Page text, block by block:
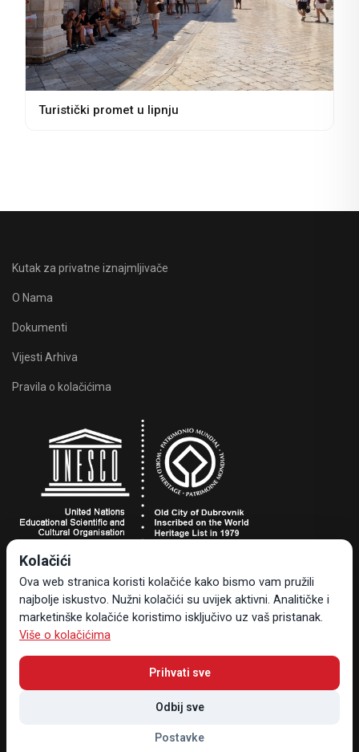
Turistički promet u lipnju
Kutak za privatne iznajmljivače
O Nama
Dokumenti
Vijesti Arhiva
Pravila o kolačićima
Turistička zajednica grada Dubrovnika
Dr. Ante Starčevića 24, 20000 Dubrovnik, Hrvatska
Tel +385 20 323-887
info@tzdubrovnik.hr
Dubrovnika © 2026 , Sva prava pridržana
Kolačići
Ova web stranica koristi kolačiće kako bismo vam pružili
najbolje iskustvo. Nužni kolačići su uvijek aktivni. Analitičke i
marketinške kolačiće koristimo isključivo uz vaš pristanak.
Više o kolačićima
Prihvati sve
Odbij sve
Postavke